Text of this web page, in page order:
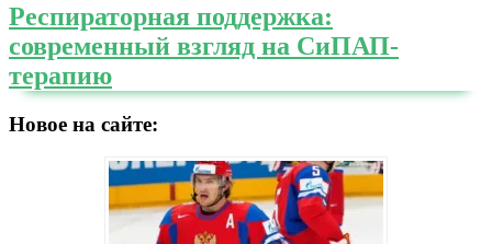
Респираторная поддержка:
современный взгляд на СиПАП-
терапию
Новое на сайте: